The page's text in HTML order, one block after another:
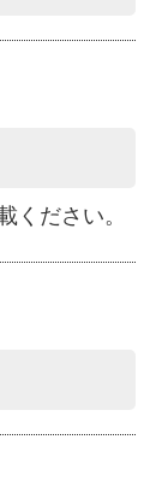
ください。